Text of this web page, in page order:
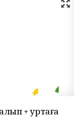
+ уртаға